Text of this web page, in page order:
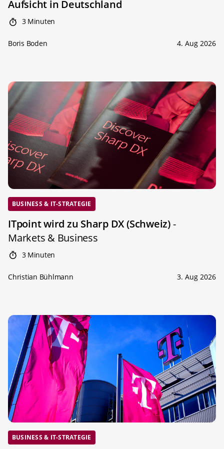
Aufsicht in Deutschland
3 Minuten
Boris Boden 4. Aug 2026
BUSINESS & IT-STRATEGIE
ITpoint wird zu Sharp DX (Schweiz)-
Markets & Business
3 Minuten
Christian Bühlmann 3. Aug 2026
BUSINESS & IT-STRATEGIE